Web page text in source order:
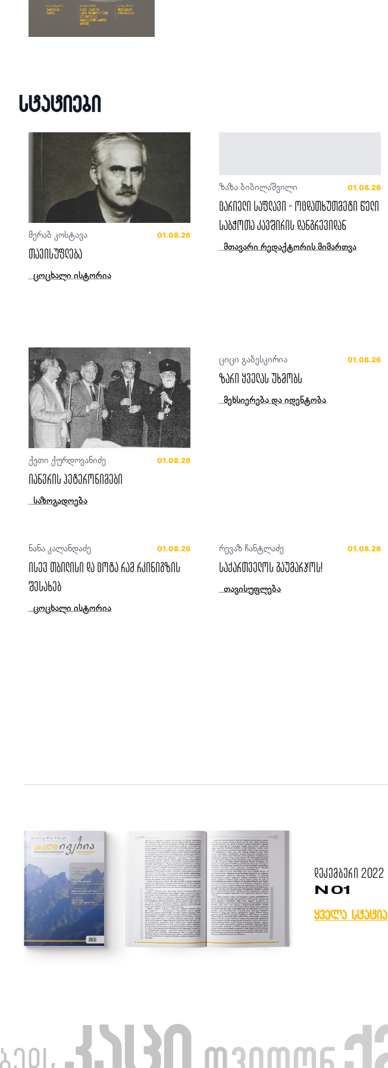
სტატიები
მერაბ კოსტავა 01.08.26
თავისუფლება
ცოცხალი ისტორია
ზაზა ბიბილაშვილი 01.08.26
ცარიელი საფლავი - ოცდათხუთმეტი წელი
საბჭოთა კავშირის დანგრევიდან
მთავარი რედაქტორის მიმართვა
ქეთი ქურდოვანიძე 01.08.26
იანვრის ჰეტერონიმები
საზოგადოება
ციცი გაბესკირია 01.08.26
ზარი ყველას უხმობს
მეხსიერება და იდენტობა
ნანა კალანდაძე 01.08.26
ისევ თბილისი და ცოტა რამ რკინიგზის
შესახებ
ცოცხალი ისტორია
რევაზ ჩანტლაძე 01.08.26
საქართველოს გაუმარჯოს!
თავისუფლება
დეკემბერი 2022
N 01
ყველა სტატია